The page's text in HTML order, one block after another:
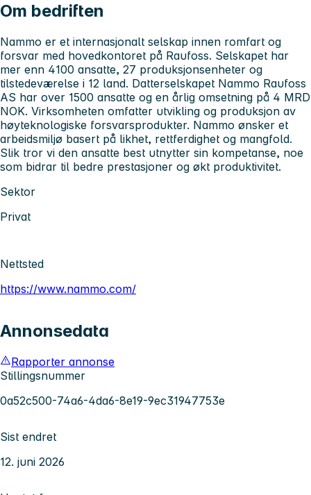
Om bedriften
Nammo er et internasjonalt selskap innen romfart og
forsvar med hovedkontoret på Raufoss. Selskapet har
mer enn 4100 ansatte, 27 produksjonsenheter og
tilstedeværelse i 12 land. Datterselskapet Nammo Raufoss
AS har over 1500 ansatte og en årlig omsetning på 4 MRD
NOK. Virksomheten omfatter utvikling og produksjon av
høyteknologiske forsvarsprodukter. Nammo ønsker et
arbeidsmiljø basert på likhet, rettferdighet og mangfold.
Slik tror vi den ansatte best utnytter sin kompetanse, noe
som bidrar til bedre prestasjoner og økt produktivitet.
Sektor
Privat
Nettsted
https://www.nammo.com/
Annonsedata
Rapporter annonse
Stillingsnummer
0a52c500-74a6-4da6-8e19-9ec31947753e
Sist endret
12. juni 2026